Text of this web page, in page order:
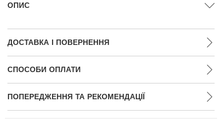
ОПИС
ДОСТАВКА І ПОВЕРНЕННЯ
СПОСОБИ ОПЛАТИ
ПОПЕРЕДЖЕННЯ ТА РЕКОМЕНДАЦІЇ